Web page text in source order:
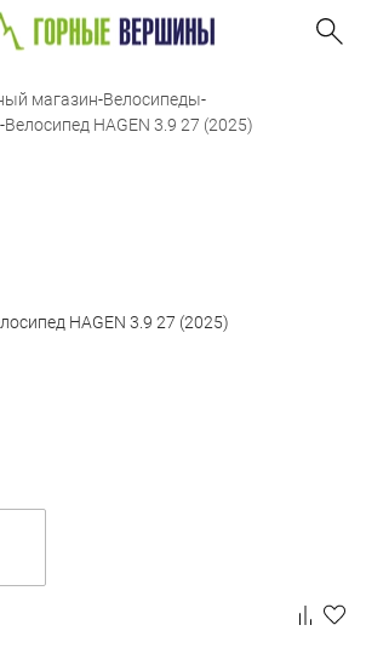
магазин-Велосипеды-
-Велосипед HAGEN 3.9 27 (2025)